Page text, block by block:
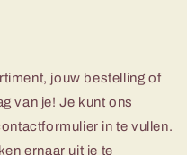
jouw bestelling of
van je! Je kunt ons
in te vullen.
ernaar uit je te